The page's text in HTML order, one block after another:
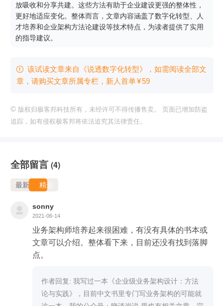
放吸收和分享共建。这些方法有助于企业建设更强的整体性，
更好地适应变化。整体而言，文章内容涵盖了数字化转型、人
才培养和企业架构方法论建设等技术特点，为读者提供了实用
的指导建议。
 该试读文章来自《说透数字化转型》，如需阅读全部文
章，请购买文章所属专栏 ，新⼈⾸单¥59
© 版权归极客邦科技所有，未经许可不得传播售卖。 页面已增加防盗
追踪，如有侵权极客邦将依法追究其法律责任。
全部留言 (4)
最新 精选
sonny
2021-06-14
业务架构师培养起来很困难，有没有具体的书本或
文章可以介绍。整体看下来，目前还没有找到落脚
点。
作者回复: 我写过一本《企业级业务架构设计：方法
论与实践》，目前中文书里专门写业务架构的可能就